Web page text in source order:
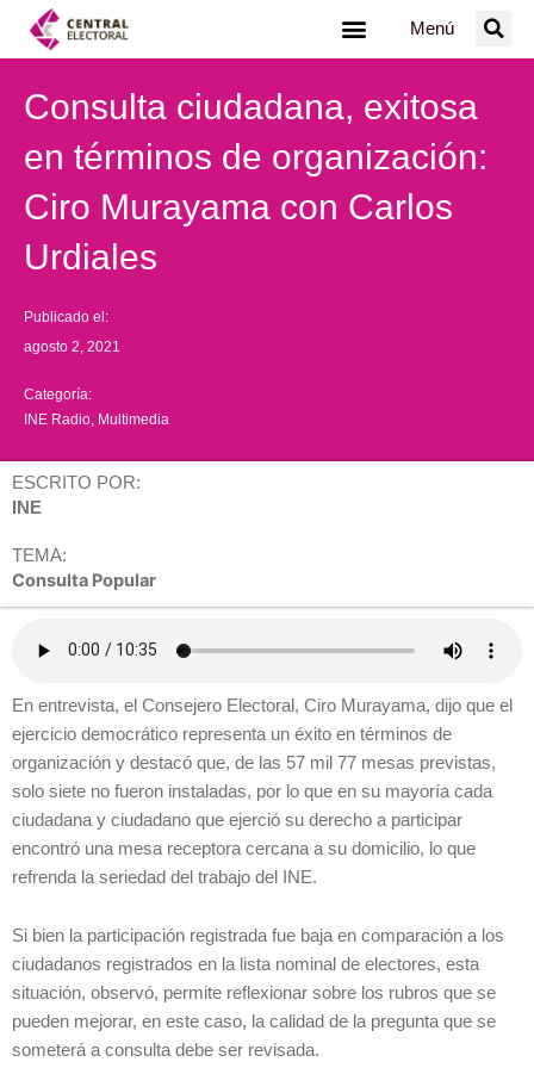
Menú
Consulta ciudadana, exitosa
en términos de organización:
Ciro Murayama con Carlos
Urdiales
Publicado el:
agosto 2, 2021
Categoría:
INE Radio Multimedia
ESCRITO POR:
INE
TEMA:
Consulta Popular
En entrevista, el Consejero Electoral, Ciro Murayama, dijo que el
ejercicio democrático representa un éxito en términos de
organización y destacó que, de las 57 mil 77 mesas previstas,
solo siete no fueron instaladas, por lo que en su mayoría cada
ciudadana y ciudadano que ejerció su derecho a participar
encontró una mesa receptora cercana a su domicilio, lo que
refrenda la seriedad del trabajo del INE.
Si bien la participación registrada fue baja en comparación a los
ciudadanos registrados en la lista nominal de electores, esta
situación, observó, permite reflexionar sobre los rubros que se
pueden mejorar, en este caso, la calidad de la pregunta que se
someterá a consulta debe ser revisada.